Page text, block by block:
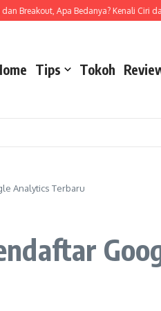
Apa Bedanya? Kenali Ciri dan
Tips Tokoh
Analytics Terbaru